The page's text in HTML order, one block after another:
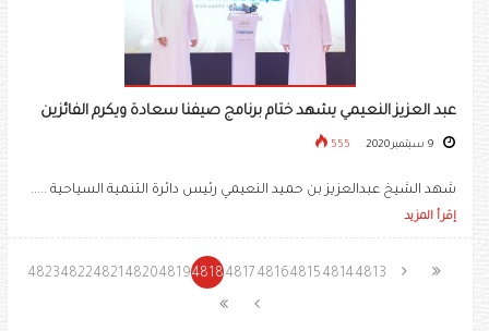
عبد العزيز النعيمي يشهد ختام برنامج صيفنا سعادة ويكرم الفائزين
555
شهد الشيخ عبدالعزيز بن حميد النعيمي رئيس دائرة التنمية السياحية .....
إقرأ المزيد
4813
4814
4815
4816
4817
4818
4819
4820
4821
4822
4823